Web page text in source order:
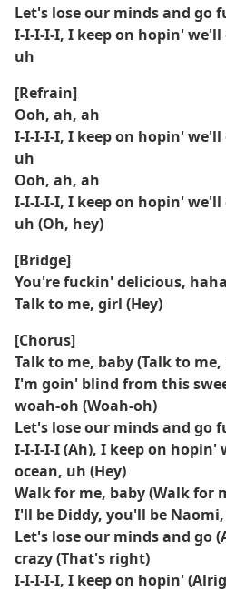
Let's lose our minds and go
I-I-I-I-I, I keep on hopin' we'll
uh
[Refrain]
Ooh, ah, ah
I-I-I-I-I, I keep on hopin' we'll
uh
Ooh, ah, ah
I-I-I-I-I, I keep on hopin' we'll
uh (Oh, hey)
[Bridge]
You're fuckin' delicious, haha
Talk to me, girl (Hey)
[Chorus]
Talk to me, baby (Talk to me,
I'm goin' blind from this
woah-oh (Woah-oh)
Let's lose our minds and go
I-I-I-I-I (Ah), I keep on hopin'
ocean, uh (Hey)
Walk for me, baby (Walk for
I'll be Diddy, you'll be
Let's lose our minds and go
crazy (That's right)
I-I-I-I-I, I keep on hopin'